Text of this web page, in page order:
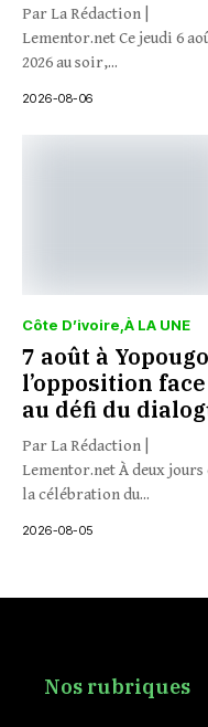
Par La Rédaction |
Lementor.net Ce jeudi 6
2026 au soir,...
2026-08-06
Côte D’ivoire À LA UNE
7 août à
l’opposition face
au défi du
Par La Rédaction |
Lementor.net À deux jours
la célébration du...
2026-08-05
Nos rubriques